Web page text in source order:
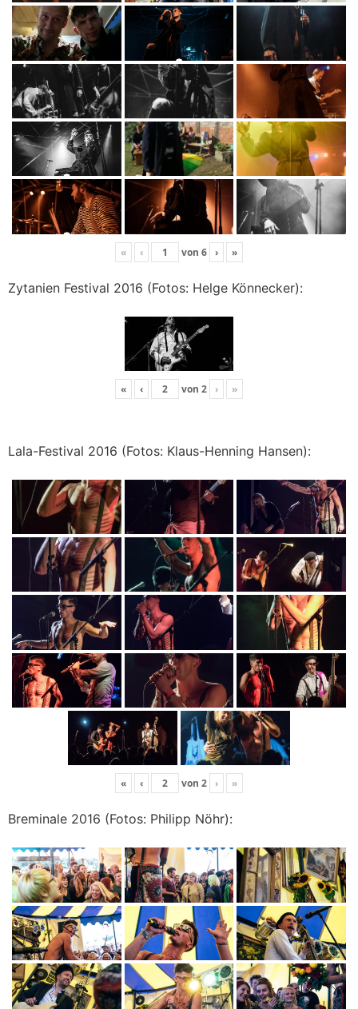
« ‹ von 6 › »
Zytanien Festival 2016 (Fotos: Helge Könnecker):
« ‹ von 2 › »
Lala-Festival 2016 (Fotos: Klaus-Henning Hansen):
« ‹ von 2 › »
Breminale 2016 (Fotos: Philipp Nöhr):